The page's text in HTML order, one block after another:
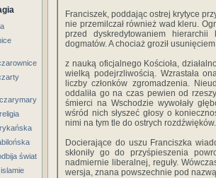
świat
Franciszek, poddając ostrej krytyce
nie przemilczał również wad kleru.
przed dyskredytowaniem
dogmatów. A chociaż groził
z nauką oficjalnego Kościoła,
wielką podejrzliwością. Wzrastała
liczby członków zgromadzenia.
oddaliła go na czas pewien od
śmierci na Wschodzie wywołały
wśród nich słyszeć głosy o
nimi na tym tle do ostrych rozdźwięków.
Docierające do uszu Franciszka
skłoniły go do przyśpieszenia
nadmiernie liberalnej, reguły.
wersja, znana powszechnie pod